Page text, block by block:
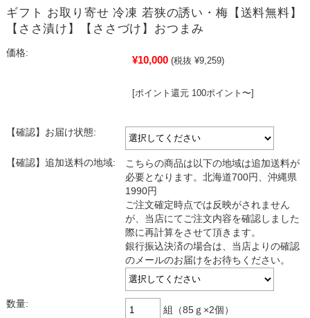
ギフト お取り寄せ 冷凍 若狭の誘い・梅【送料無料】
【ささ漬け】【ささづけ】おつまみ
価格:
¥10,000 (税抜 ¥9,259)
[ポイント還元 100ポイント〜]
【確認】お届け状態:
【確認】追加送料の地域:
こちらの商品は以下の地域は追加送料が
必要となります。北海道700円、沖縄県
1990円
ご注文確定時点では反映がされません
が、当店にてご注文内容を確認しました
際に再計算をさせて頂きます。
銀行振込決済の場合は、当店よりの確認
のメールのお届けをお待ちください。
数量:
組（85ｇ×2個）